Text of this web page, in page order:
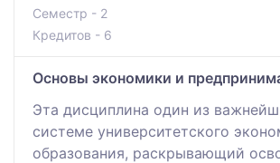
Семестр - 2
Кредитов - 6
Основы экономики и
Эта дисциплина один из
системе университетского
образования, раскрывающий